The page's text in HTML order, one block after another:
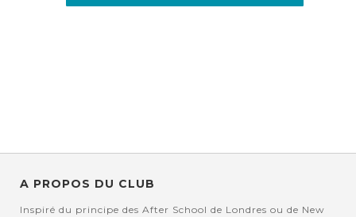
A PROPOS DU CLUB
Inspiré du principe des After School de Londres ou de New